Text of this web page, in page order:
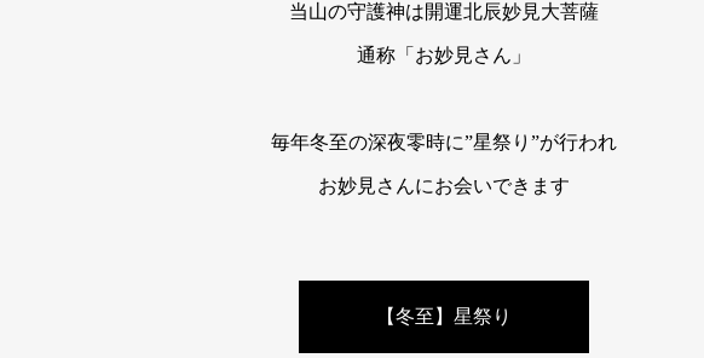
当山の守護神は開運北辰妙見大菩薩
通称「お妙見さん」
毎年冬至の深夜零時に”星祭り”が行われ
お妙見さんにお会いできます
【冬至】星祭り